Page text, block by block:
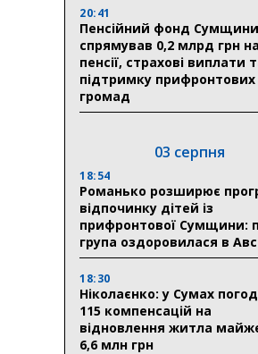
20:41
Пенсійний фонд Сумщини
спрямував 0,2 млрд грн на
пенсії, страхові виплати
підтримку прифронтових
громад
03 серпня
18:54
Романько розширює
відпочинку дітей із
прифронтової Сумщини:
група оздоровилася в
18:30
Ніколаєнко: у Сумах
115 компенсацій на
відновлення житла
6,6 млн грн